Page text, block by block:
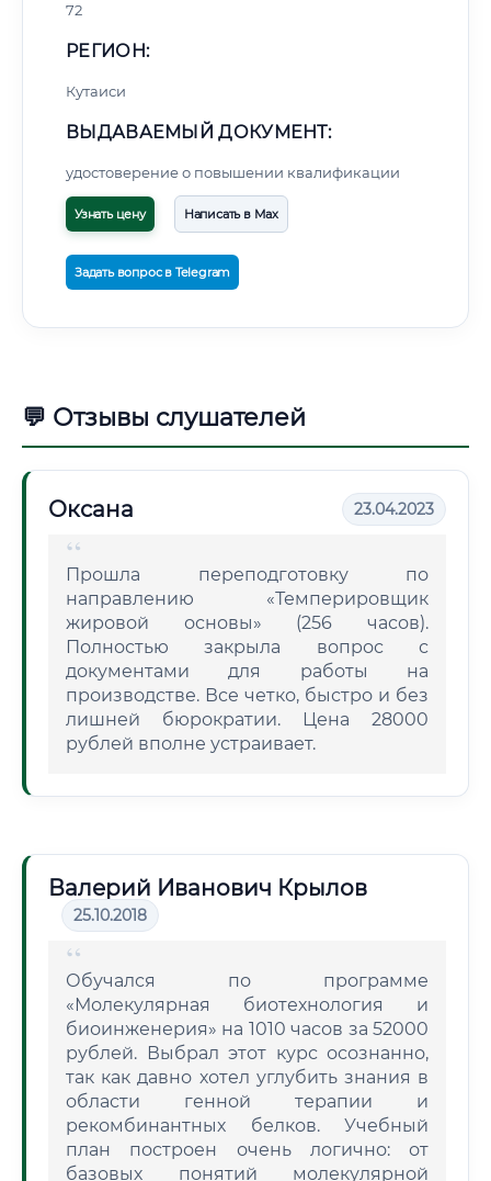
72
РЕГИОН:
Кутаиси
ВЫДАВАЕМЫЙ ДОКУМЕНТ:
удостоверение о повышении квалификации
Узнать цену Написать в Max
Задать вопрос в Telegram
💬 Отзывы слушателей
Оксана 23.04.2023
Прошла переподготовку по
направлению «Темперировщик
жировой основы» (256 часов).
Полностью закрыла вопрос с
документами для работы на
производстве. Все четко, быстро и без
лишней бюрократии. Цена 28000
рублей вполне устраивает.
Валерий Иванович Крылов
25.10.2018
Обучался по программе
«Молекулярная биотехнология и
биоинженерия» на 1010 часов за 52000
рублей. Выбрал этот курс осознанно,
так как давно хотел углубить знания в
области генной терапии и
рекомбинантных белков. Учебный
план построен очень логично: от
базовых понятий молекулярной